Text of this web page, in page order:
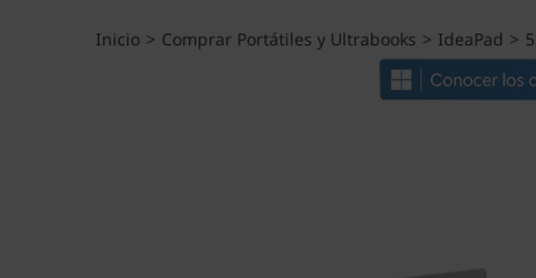
Inicio > Comprar Portátiles y Ultrabooks > IdeaPad >